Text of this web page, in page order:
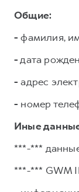
Общие:
- фамилия,
-дата
- адрес
- номер
Иные
***-***
***-*** GWM